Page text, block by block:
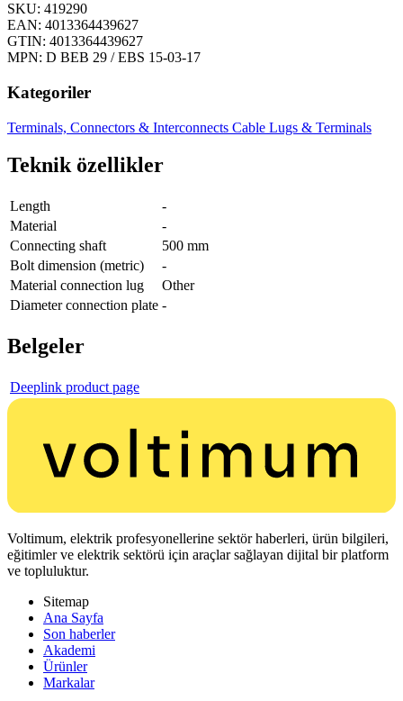
SKU: 419290
EAN: 4013364439627
GTIN: 4013364439627
MPN: D BEB 29 / EBS 15-03-17
Kategoriler
Terminals, Connectors & Interconnects Cable Lugs & Terminals
Teknik özellikler
Length
-
Material
-
Connecting shaft
500 mm
Bolt dimension (metric)
-
Material connection lug
Other
Diameter connection plate -
Belgeler
Deeplink product page
Voltimum, elektrik profesyonellerine sektör haberleri, ürün bilgileri,
eğitimler ve elektrik sektörü için araçlar sağlayan dijital bir platform
ve topluluktur.
Sitemap
Ana Sayfa
Son haberler
Akademi
Ürünler
Markalar